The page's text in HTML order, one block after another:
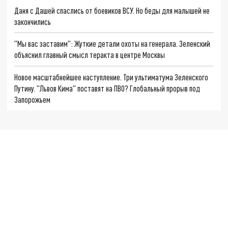
Даня с Дашей спаслись от боевиков ВСУ. Но беды для малышей не
закончились
"Мы вас заставим": Жуткие детали охоты на генерала. Зеленский
объяснил главный смысл теракта в центре Москвы
Новое масштабнейшее наступление. Три ультиматума Зеленского
Путину. "Львов Кима" поставят на ПВО? Глобальный прорыв под
Запорожьем